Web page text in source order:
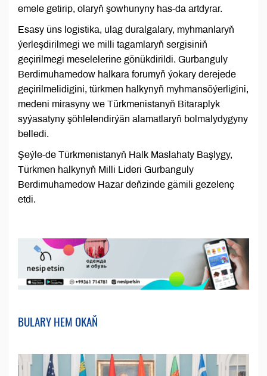
emele getirip, olaryň şowhunyny has-da artdyrar.
Esasy üns logistika, ulag duralgalary, myhmanlaryň
ýerleşdirilmegi we milli tagamlaryň sergisiniň
geçirilmegi meselelerine gönükdirildi. Gurbanguly
Berdimuhamedow halkara forumyň ýokary derejede
geçirilmelidigini, türkmen halkynyň myhmansöýerligini,
medeni mirasyny we Türkmenistanyň Bitaraplyk
syýasatyny şöhlelendirýän alamatlaryň bolmalydygyny
belledi.
Şeýle-de Türkmenistanyň Halk Maslahaty Başlygy,
Türkmen halkynyň Milli Lideri Gurbanguly
Berdimuhamedow Hazar deňzinde gämili gezelenç
etdi.
BULARY HEM OKAŇ